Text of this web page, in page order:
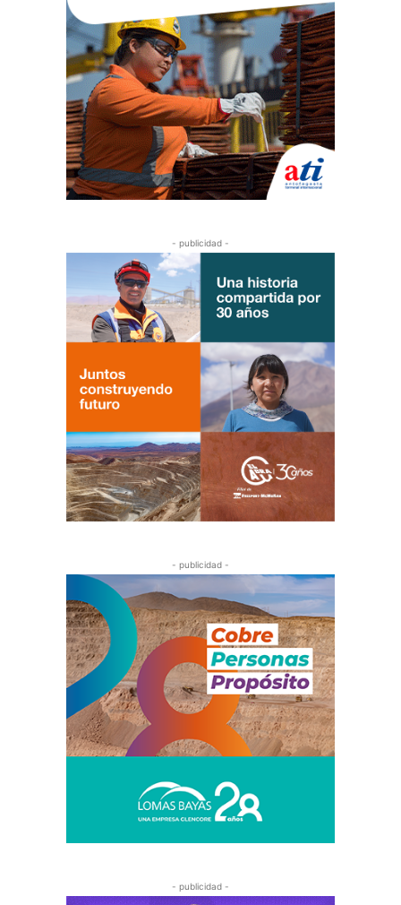
- publicidad -
- publicidad -
- publicidad -